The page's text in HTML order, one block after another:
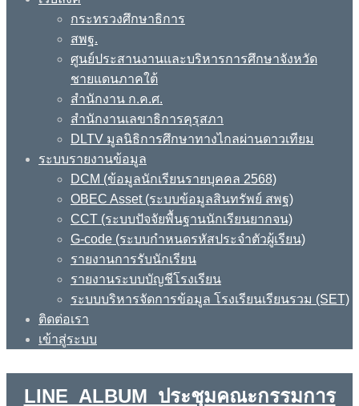
กระทรวงศึกษาธิการ
สพฐ.
ศูนย์ประสานงานและบริหารการศึกษาจังหวัด
ชายแดนภาคใต้
สำนักงาน ก.ค.ศ.
สำนักงานเลขาธิการคุรุสภา
DLTV มูลนิธิการศึกษาทางไกลผ่านดาวเทียม
ระบบรายงานข้อมูล
DCM (ข้อมูลนักเรียนรายบุคคล 2568)
OBEC Asset (ระบบข้อมูลสินทรัพย์ สพฐ)
CCT (ระบบปัจจัยพื้นฐานนักเรียนยากจน)
G-code (ระบบกำหนดรหัสประจำตัวผู้เรียน)
รายงานการรับนักเรียน
รายงานระบบบัญชีโรงเรียน
ระบบบริหารจัดการข้อมูล โรงเรียนเรียนรวม (SET)
ติดต่อเรา
เข้าสู่ระบบ
LINE_ALBUM_ประชุมคณะกรรมการ